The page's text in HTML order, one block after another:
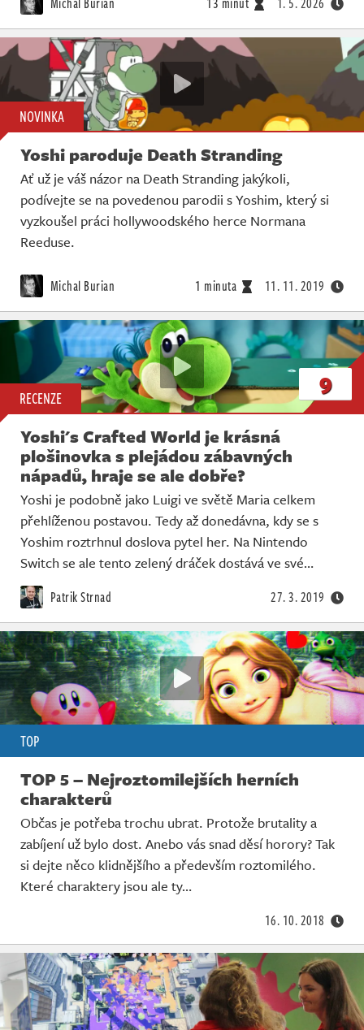
NOVINKA
Yoshi paroduje Death Stranding
Ať už je váš názor na Death Stranding jakýkoli,
podívejte se na povedenou parodii s Yoshim, který si
vyzkoušel práci hollywoodského herce Normana
Reeduse.
Michal Burian 1 minuta 11. 11. 2019
RECENZE 9
Yoshi's Crafted World je krásná
plošinovka s plejádou zábavných
nápadů, hraje se ale dobře?
Yoshi je podobně jako Luigi ve světě Maria celkem
přehlíženou postavou. Tedy až donedávna, kdy se s
Yoshim roztrhnul doslova pytel her. Na Nintendo
Switch se ale tento zelený dráček dostává ve své…
Patrik Strnad 27. 3. 2019
TOP
TOP 5 – Nejroztomilejších herních
charakterů
Občas je potřeba trochu ubrat. Protože brutality a
zabíjení už bylo dost. Anebo vás snad děsí horory? Tak
si dejte něco klidnějšího a především roztomilého.
Které charaktery jsou ale ty…
16. 10. 2018